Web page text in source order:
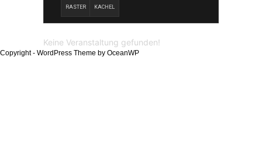
RASTER KACHEL
Keine Veranstaltung gefunden!
Copyright - WordPress Theme by OceanWP